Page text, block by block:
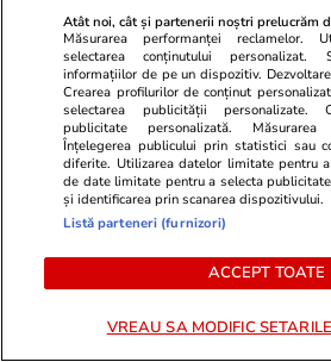
apreciată de Picasso
Lifestyle
Ghidul siguranței la piscină sau
la mare: reguli esențiale pentru
Tehnologie
Atât noi, cât și partenerii noștri prelucrăm
Măsurarea performanței reclamelor.
selectarea conținutului personalizat.
informațiilor de pe un dispozitiv.
Crearea profilurilor de conținut
selectarea publicității personalizate.
publicitate personalizată. Măsurarea
Înțelegerea publicului prin statistici sau
diferite. Utilizarea datelor limitate pentru
de date limitate pentru a selecta
și identificarea prin scanarea dispozitivului.
Listă parteneri (furnizori)
ACCEPT TOATE
VREAU SA MODIFIC